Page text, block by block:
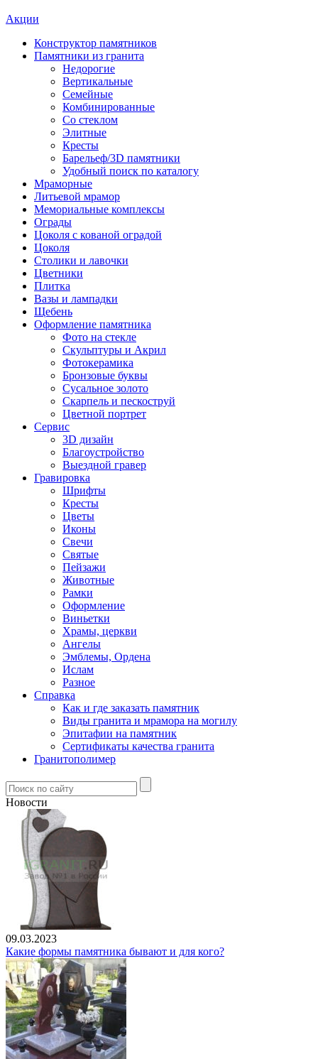
Акции
Конструктор памятников
Памятники из гранита
Недорогие
Вертикальные
Семейные
Комбинированные
Со стеклом
Элитные
Кресты
Барельеф/3D памятники
Удобный поиск по каталогу
Мраморные
Литьевой мрамор
Мемориальные комплексы
Ограды
Цоколя с кованой оградой
Цоколя
Столики и лавочки
Цветники
Плитка
Вазы и лампадки
Щебень
Оформление памятника
Фото на стекле
Скульптуры и Акрил
Фотокерамика
Бронзовые буквы
Сусальное золото
Скарпель и пескоструй
Цветной портрет
Сервис
3D дизайн
Благоустройство
Выездной гравер
Гравировка
Шрифты
Кресты
Цветы
Иконы
Свечи
Святые
Пейзажи
Животные
Рамки
Оформление
Виньетки
Храмы, церкви
Ангелы
Эмблемы, Ордена
Ислам
Разное
Справка
Как и где заказать памятник
Виды гранита и мрамора на могилу
Эпитафии на памятник
Сертификаты качества гранита
Гранитополимер
Новости
09.03.2023
Какие формы памятника бывают и для кого?